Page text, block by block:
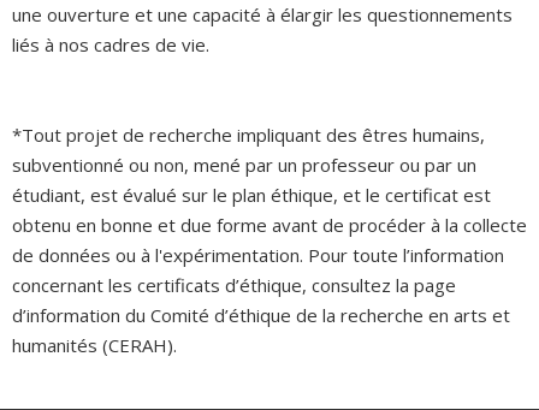
une ouverture et une capacité à élargir les questionnements
liés à nos cadres de vie.
*Tout projet de recherche impliquant des êtres humains,
subventionné ou non, mené par un professeur ou par un
étudiant, est évalué sur le plan éthique, et le certificat est
obtenu en bonne et due forme avant de procéder à la collecte
de données ou à l'expérimentation. Pour toute l’information
concernant les certificats d’éthique, consultez la page
d’information du Comité d’éthique de la recherche en arts et
humanités (CERAH).